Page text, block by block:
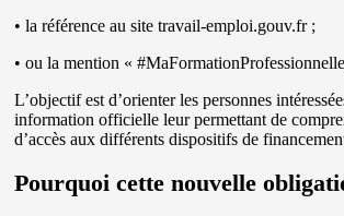
• la référence au site travail-emploi.gouv.fr ;
• ou la mention «
L’objectif est d’orienter les personnes
information officielle leur permettant de
d’accès aux différents dispositifs de
Pourquoi cette nouvelle